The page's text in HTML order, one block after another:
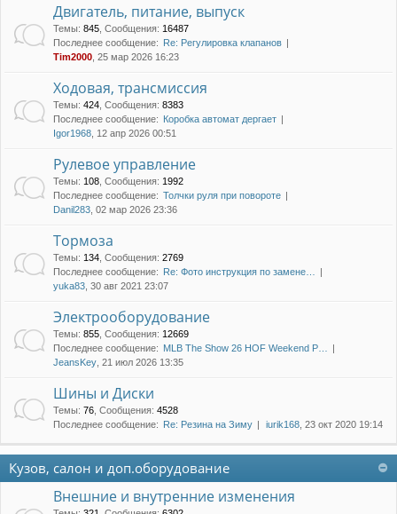
Двигатель, питание, выпуск
Темы: 845 Сообщения: 16487
Последнее сообщение: Re: Регулировка клапанов
Tim2000 , 25 мар 2026 16:23
Ходовая, трансмиссия
Темы: 424 Сообщения: 8383
Последнее сообщение: Коробка автомат дергает
Igor1968 , 12 апр 2026 00:51
Рулевое управление
Темы: 108 Сообщения: 1992
Последнее сообщение: Толчки руля при повороте
Danil283 , 02 мар 2026 23:36
Тормоза
Темы: 134 Сообщения: 2769
Последнее сообщение: Re: Фото инструкция по замене…
yuka83 , 30 авг 2021 23:07
Электрооборудование
Темы: 855 Сообщения: 12669
Последнее сообщение: MLB The Show 26 HOF Weekend P…
JeansKey , 21 июл 2026 13:35
Шины и Диски
Темы: 76 Сообщения: 4528
Последнее сообщение: Re: Резина на Зиму iurik168 , 23 окт 2020 19:14
Кузов, салон и доп.оборудование
Внешние и внутренние изменения